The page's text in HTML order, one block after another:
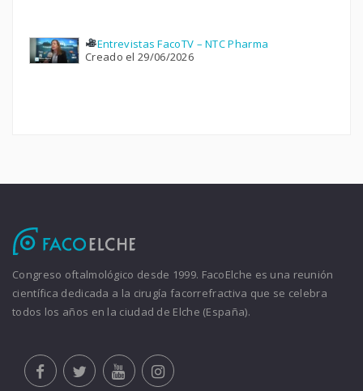
Entrevistas FacoTV – NTC Pharma
Creado el 29/06/2026
Congreso oftalmológico desde 1999. FacoElche es una reunión
científica dedicada a la cirugía facorrefractiva que se celebra
todos los años en la ciudad de Elche (España).